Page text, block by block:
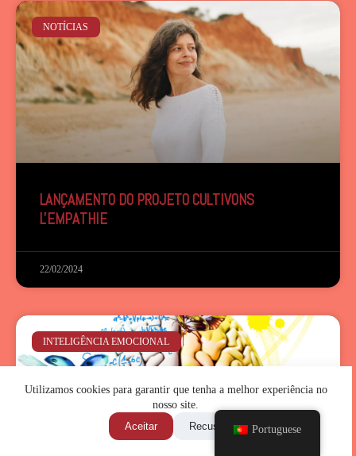
Utilizamos cookies para garantir que tenha a melhor experiência no
nosso site.
Aceitar
Recusar
NOTÍCIAS
LANÇAMENTO DO PROJETO CULTIVONS
L'EMPATHIE
22/02/2024
INTELIGÊNCIA EMOCIONAL
Portuguese